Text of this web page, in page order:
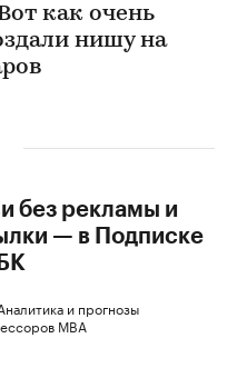
как очень
нишу на
без рекламы и
— в Подписке
и прогнозы
MBA